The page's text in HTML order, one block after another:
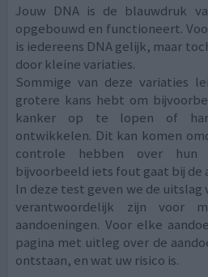
Jouw DNA is de blauwdruk
opgebouwd en functioneert.
is iedereens DNA gelijk, maar
door kleine variaties.
Sommige van deze variaties
grotere kans hebt om
kanker op te lopen of
ontwikkelen. Dit kan komen
controle hebben over
bijvoorbeeld iets fout gaat bij de
In deze test geven we de uitslag
verantwoordelijk zijn voor
aandoeningen. Voor elke
pagina met uitleg over de
ontstaan, en wat uw risico is.